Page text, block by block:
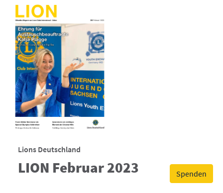
Spenden
Lions Deutschland
LION Februar 2023